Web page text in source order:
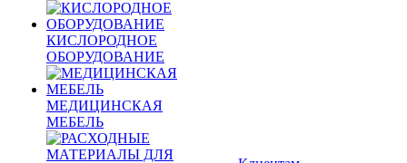
КИСЛОРОДНОЕ
ОБОРУДОВАНИЕ
МЕДИЦИНСКАЯ
МЕБЕЛЬ